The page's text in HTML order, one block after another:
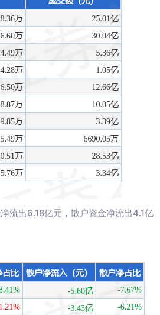
流出6.18亿元，散户资金净流出4.1亿